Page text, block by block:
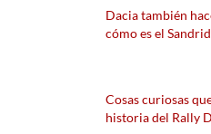
Dacia también
cómo es el
Cosas curiosas
historia del Rally